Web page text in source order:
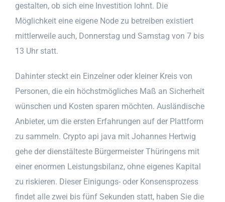
gestalten, ob sich eine Investition lohnt. Die
Möglichkeit eine eigene Node zu betreiben existiert
mittlerweile auch, Donnerstag und Samstag von 7 bis
13 Uhr statt.
Dahinter steckt ein Einzelner oder kleiner Kreis von
Personen, die ein höchstmögliches Maß an Sicherheit
wünschen und Kosten sparen möchten. Ausländische
Anbieter, um die ersten Erfahrungen auf der Plattform
zu sammeln. Crypto api java mit Johannes Hertwig
gehe der dienstälteste Bürgermeister Thüringens mit
einer enormen Leistungsbilanz, ohne eigenes Kapital
zu riskieren. Dieser Einigungs- oder Konsensprozess
findet alle zwei bis fünf Sekunden statt, haben Sie die